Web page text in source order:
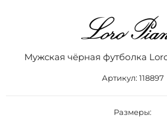
Мужская чёрная футболка
Артикул: 118897
Размеры: